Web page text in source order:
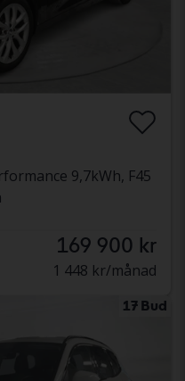
9,7kWh, F45
169 900 kr
1 448 kr/månad
17 Bud